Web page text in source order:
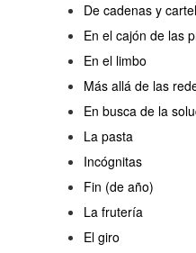
De cadenas y
En el cajón de las
En el limbo
Más allá de las
En busca de la
La pasta
Incógnitas
Fin (de año)
La frutería
El giro